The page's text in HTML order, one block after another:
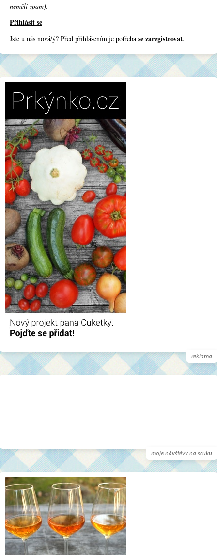
neměli spam).
Přihlásit se
Jste u nás nová/ý? Před přihlášením je potřeba se zaregistrovat.
reklama
moje návštěvy na scuku